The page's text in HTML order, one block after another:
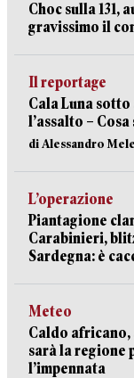
Choc sulla 131,
gravissimo il
Il reportage
Cala Luna
l’assalto –
di Alessandro Mele
L’operazione
Piantagione
Carabinieri,
Sardegna: è
Meteo
Caldo africano,
sarà la regione
l’impennata